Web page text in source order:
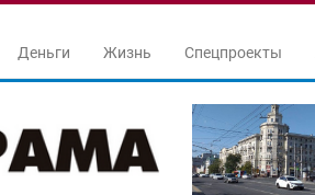
Деньги Жизнь Спецпроекты